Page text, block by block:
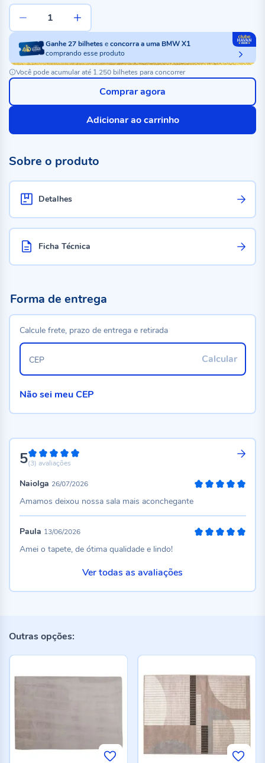
Ganhe27bilheteseconcorra a uma BMW X1
comprando esse produto
Você pode acumular até 1.250 bilhetes para concorrer
Adicionar ao carrinho
Comprar agora
Sobre o produto
Detalhes
Ficha Técnica
5100%
(3) avaliações
Naiolga 26/07/2026
Amamos deixou nossa sala mais aconchegante
Paula 13/06/2026
Amei o tapete, de ótima qualidade e lindo!
Ver todas as avaliações
Forma de entrega
Calcule frete, prazo de entrega e retirada
Calcular
CEP
Não sei meu CEP
Outras opções: